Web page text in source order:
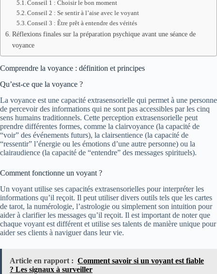
Conseil 1 : Choisir le bon moment
Conseil 2 : Se sentir à l’aise avec le voyant
Conseil 3 : Être prêt à entendre des vérités
Réflexions finales sur la préparation psychique avant une séance de
voyance
Comprendre la voyance : définition et principes
Qu’est-ce que la voyance ?
La voyance est une capacité extrasensorielle qui permet à une personne
de percevoir des informations qui ne sont pas accessibles par les cinq
sens humains traditionnels. Cette perception extrasensorielle peut
prendre différentes formes, comme la clairvoyance (la capacité de
“voir” des événements futurs), la clairsentience (la capacité de
“ressentir” l’énergie ou les émotions d’une autre personne) ou la
clairaudience (la capacité de “entendre” des messages spirituels).
Comment fonctionne un voyant ?
Un voyant utilise ses capacités extrasensorielles pour interpréter les
informations qu’il reçoit. Il peut utiliser divers outils tels que les cartes
de tarot, la numérologie, l’astrologie ou simplement son intuition pour
aider à clarifier les messages qu’il reçoit. Il est important de noter que
chaque voyant est différent et utilise ses talents de manière unique pour
aider ses clients à naviguer dans leur vie.
Article en rapport : Comment savoir si un voyant est fiable
? Les signaux à surveiller